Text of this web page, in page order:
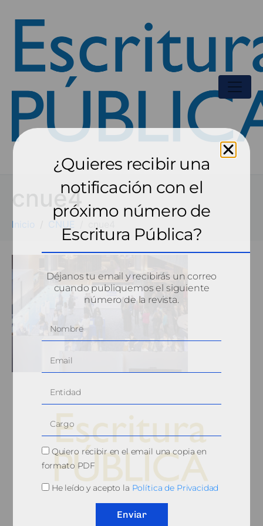
cnue4
Inicio CNUE
¿Quieres recibir una
notificación con el
próximo número de
Escritura Pública?
Déjanos tu email y recibirás un correo
cuando publiquemos el siguiente
número de la revista.
Quiero recibir en el email una copia en
formato PDF
He leído y acepto la Política de Privacidad
Enviar